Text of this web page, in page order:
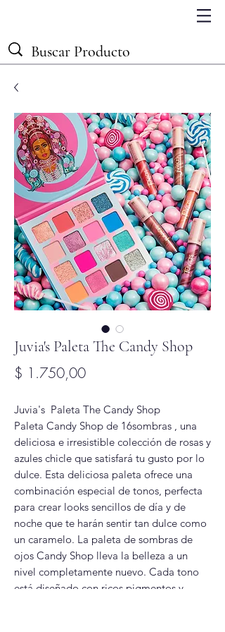
Juvia's Paleta The Candy Shop
$ 1.750,00Precio
Juvia's Paleta The Candy Shop
Paleta Candy Shop de 16sombras , una
deliciosa e irresistible colección de rosas y
azules chicle que satisfará tu gusto por lo
dulce. Esta deliciosa paleta ofrece una
combinación especial de tonos, perfecta
para crear looks sencillos de día y de
noche que te harán sentir tan dulce como
un caramelo. La paleta de sombras de
ojos Candy Shop lleva la belleza a un
nivel completamente nuevo. Cada tono
está diseñado con ricos pigmentos y